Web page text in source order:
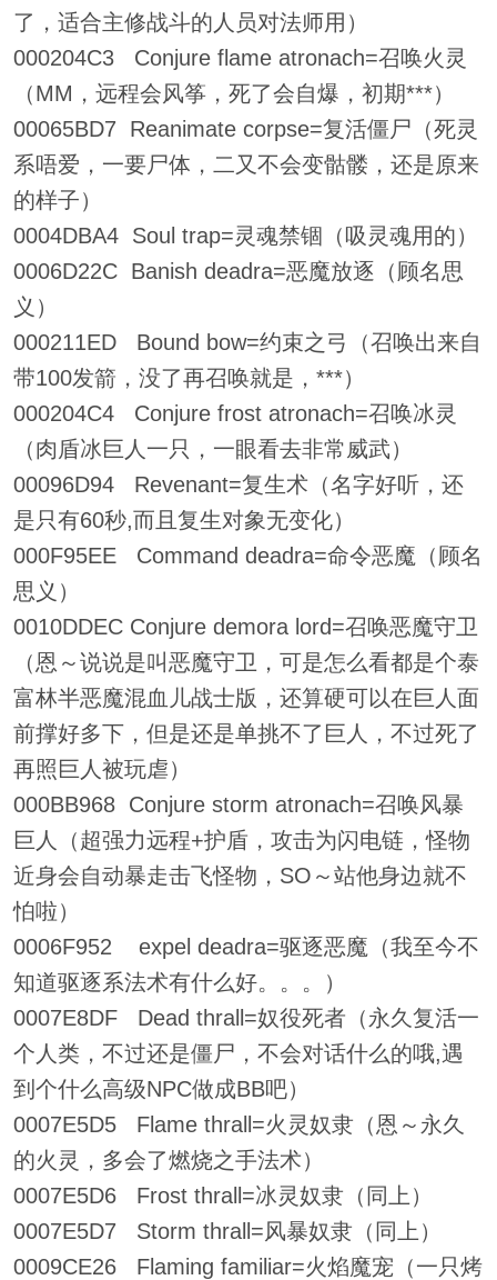
了，适合主修战斗的人员对法师用）
000204C3 Conjure flame atronach=召唤火灵
（MM，远程会风筝，死了会自爆，初期***）
00065BD7 Reanimate corpse=复活僵尸（死灵
系唔爱，一要尸体，二又不会变骷髅，还是原来
的样子）
0004DBA4 Soul trap=灵魂禁锢（吸灵魂用的）
0006D22C Banish deadra=恶魔放逐（顾名思
义）
000211ED Bound bow=约束之弓（召唤出来自
带100发箭，没了再召唤就是，***）
000204C4 Conjure frost atronach=召唤冰灵
（肉盾冰巨人一只，一眼看去非常威武）
00096D94 Revenant=复生术（名字好听，还
是只有60秒,而且复生对象无变化）
000F95EE Command deadra=命令恶魔（顾名
思义）
0010DDEC Conjure demora lord=召唤恶魔守卫
（恩～说说是叫恶魔守卫，可是怎么看都是个泰
富林半恶魔混血儿战士版，还算硬可以在巨人面
前撑好多下，但是还是单挑不了巨人，不过死了
再照巨人被玩虐）
000BB968 Conjure storm atronach=召唤风暴
巨人（超强力远程+护盾，攻击为闪电链，怪物
近身会自动暴走击飞怪物，SO～站他身边就不
怕啦）
0006F952 expel deadra=驱逐恶魔（我至今不
知道驱逐系法术有什么好。。。）
0007E8DF Dead thrall=奴役死者（永久复活一
个人类，不过还是僵尸，不会对话什么的哦,遇
到个什么高级NPC做成BB吧）
0007E5D5 Flame thrall=火灵奴隶（恩～永久
的火灵，多会了燃烧之手法术）
0007E5D6 Frost thrall=冰灵奴隶（同上）
0007E5D7 Storm thrall=风暴奴隶（同上）
0009CE26 Flaming familiar=火焰魔宠（一只烤